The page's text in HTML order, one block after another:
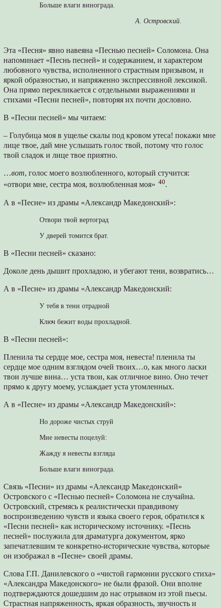
Больше влаги винограда.
А. Островский.
Эта «Песня» явно навеяна «Песнью песней» Соломона. Она
напоминает «Песнь песней» и содержанием, и характером
любовного чувства, исполненного страстным призывом, и
яркой образностью, и напряженно экспрессивной лексикой.
Она прямо перекликается с отдельными выражениями и
стихами «Песни песней», повторяя их почти дословно.
В «Песни песней» мы читаем:
– Голубица моя в ущелье скалы под кровом утеса! покажи мне
лице твое, дай мне услышать голос твой, потому что голос
твой сладок и лице твое приятно.
…вот, голос моего возлюбленного, который стучится:
«отвори мне, сестра моя, возлюбленная моя» 40.
А в «Песне» из драмы «Александр Македонский»:
Отвори твой вертоград
У дверей томится брат.
В «Песни песней» сказано:
Доколе день дышит прохладою, и убегают тени, возвратись…
А в «Песне» из драмы «Александр Македонский:
У тебя в тени отрадной
Ключ бежит воды прохладной.
В «Песни песней»:
Пленила ты сердце мое, сестра моя, невеста! пленила ты
сердце мое одним взглядом очей твоих…о, как много ласки
твои лучше вина… уста твои, как отличное вино. Оно течет
прямо к другу моему, услаждает уста утомленных.
А в «Песне» из драмы «Александр Македонский»:
Но дороже чистых струй
Мне невесты поцелуй:
Жажду я невесты взгляда
Больше влаги винограда.
Связь «Песни» из драмы «Александр Македонский»
Островского с «Песнью песней» Соломона не случайна.
Островский, стремясь к реалистически правдивому
воспроизведению чувств и языка своего героя, обратился к
«Песни песней» как историческому источнику. «Песнь
песней» послужила для драматурга документом, ярко
запечатлевшим те конкретно-исторические чувства, которые
он изображал в «Песне» своей драмы.
Слова Г.П. Данилевского о «чистой гармонии русского стиха»
«Александра Македонского» не были фразой. Они вполне
подтверждаются дошедшим до нас отрывком из этой пьесы.
Страстная напряженность, яркая образность, звучность и